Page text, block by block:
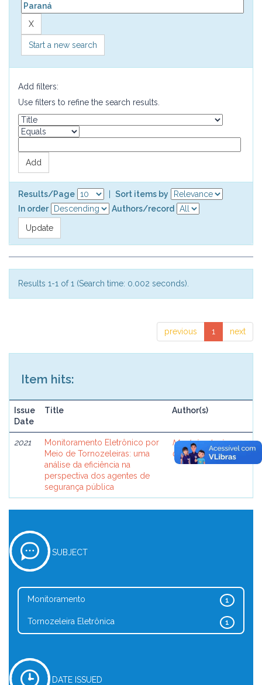
Start a new search
Add filters:
Use filters to refine the search results.
Results/Page
Sort items by
In order
Authors/record
Results 1-1 of 1 (Search time: 0.002 seconds).
previous 1 next
Item hits:
Issue
Date
Title Author(s)
2021
Monitoramento Eletrônico por
Meio de Tornozeleiras: uma
análise da eficiência na
perspectiva dos agentes de
segurança pública
Monteiro Junior,
Gerson de Jesus
SUBJECT
1
Monitoramento
1
Tornozeleira Eletrônica
DATE ISSUED